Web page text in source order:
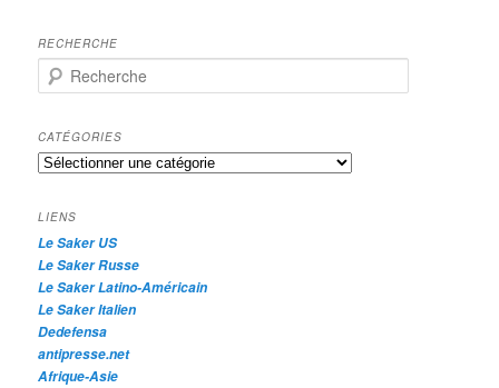
RECHERCHE
e
h
e
r
h
e
CATÉGORIES
Catégories
LIENS
Le Saker US
Le Saker Russe
Le Saker Latino-Américain
Le Saker Italien
Dedefensa
antipresse.net
Afrique-Asie